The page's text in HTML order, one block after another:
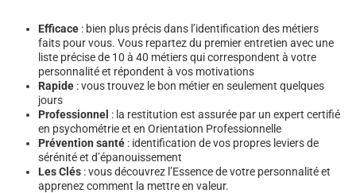
Efficace : bien plus précis dans l’identification des métiers
faits pour vous. Vous repartez du premier entretien avec une
liste précise de 10 à 40 métiers qui correspondent à votre
personnalité et répondent à vos motivations
Rapide : vous trouvez le bon métier en seulement quelques
jours
Professionnel : la restitution est assurée par un expert certifié
en psychométrie et en Orientation Professionnelle
Prévention santé : identification de vos propres leviers de
sérénité et d’épanouissement
Les Clés : vous découvrez l’Essence de votre personnalité et
apprenez comment la mettre en valeur.